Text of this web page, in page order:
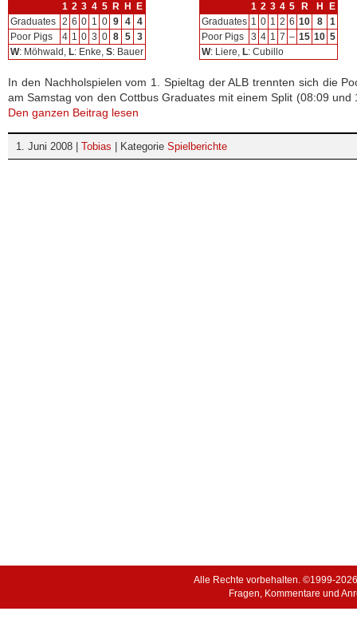
1 2 3 4 5 R H
E
Graduates 2 6 0 1 0 9 4
4
Poor Pigs
4 1 0 3 0 8 5
3
W: Möhwald, L: Enke, S: Bauer
1 2 3 4 5 R H
E
Graduates 1 0 1 2 6 10 8
1
Poor Pigs
3 4 1 7 – 15 10 5
W: Liere, L: Cubillo
In den Nachholspielen vom 1. Spieltag der ALB trennten sich die
am Samstag von den Cottbus Graduates mit einem Split (08:09 und
Den ganzen Beitrag lesen
1. Juni 2008 | Tobias | Kategorie Spielberichte
Alle Rechte vorbehalten. ©1999-
Fragen, Kommentare und